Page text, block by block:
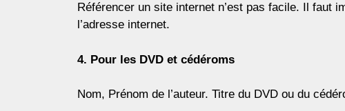
Référencer un site internet n’est pas facile. Il faut
l’adresse internet.
4. Pour les DVD et cédéroms
Nom, Prénom de l’auteur. Titre du DVD ou du